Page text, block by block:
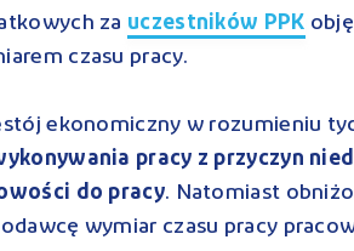
za uczestników PPK
czasu pracy.
ekonomiczny w rozumieniu
pracy z przyczyn
do pracy. Natomiast
wymiar czasu pracy